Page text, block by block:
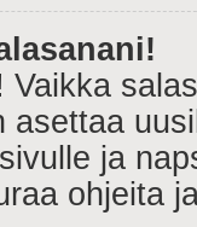
Vaikka
asettaa
ja
ohjeita